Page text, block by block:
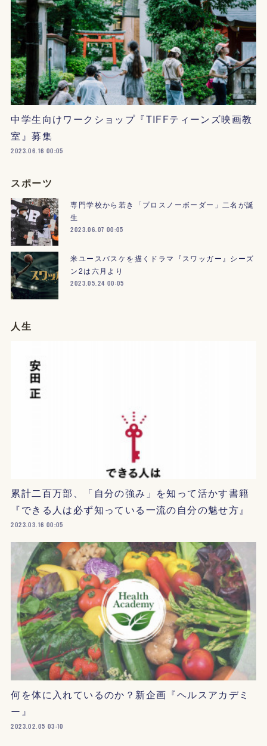
中学生向けワークショップ『TIFFティーンズ映画教
室』募集
2023.06.16 00:05
スポーツ
専門学校から若き「プロスノーボーダー」二名が誕
生
2023.06.07 00:05
米ユースバスケを描くドラマ『スワッガー』シーズ
ン2は六月より
2023.05.24 00:05
人生
累計二百万部、「自分の強み」を知って活かす書籍
『できる人は必ず知っている一流の自分の魅せ方』
2023.03.16 00:05
何を体に入れているのか？新企画『ヘルスアカデミ
ー』
2023.02.05 03:10